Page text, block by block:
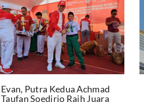
Evan, Putra Kedua Achmad
Taufan Soedirjo Raih Juara